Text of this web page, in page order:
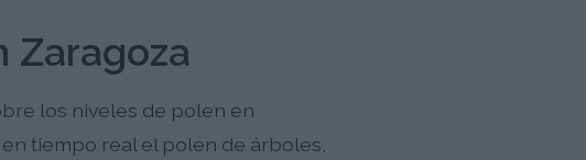
Zaragoza
los niveles de polen en
tiempo real el polen de árboles,